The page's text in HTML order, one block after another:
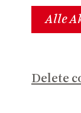
MB)
Alois
Alle
Delete